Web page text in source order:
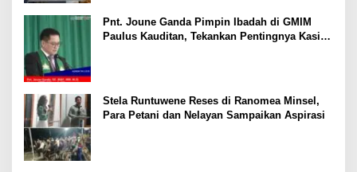
Pnt. Joune Ganda Pimpin Ibadah di GMIM
Paulus Kauditan, Tekankan Pentingnya Kasih
Stela Runtuwene Reses di Ranomea Minsel,
Para Petani dan Nelayan Sampaikan Aspirasi